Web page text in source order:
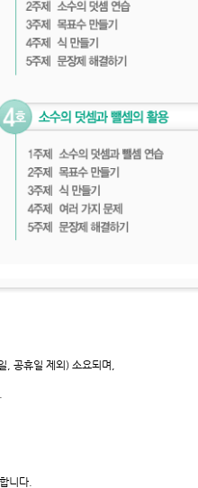
공휴일 제외) 소요되며,
니다.